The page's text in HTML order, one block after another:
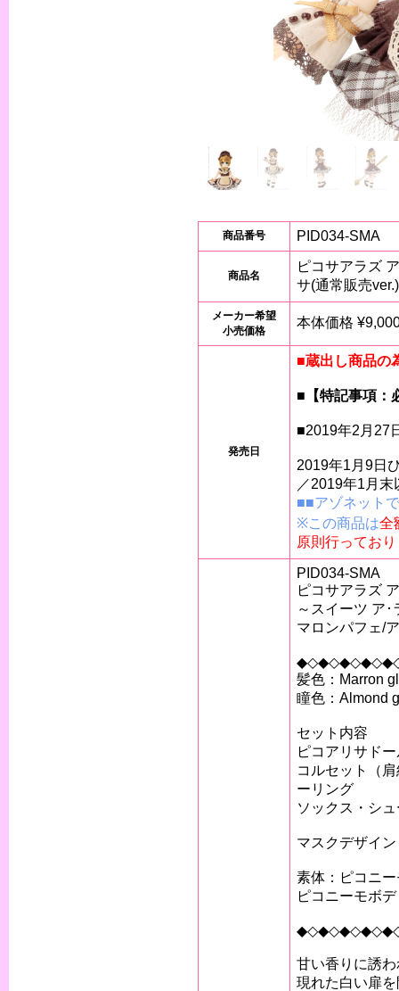
商品番号 PID034-SMA
商品名
ピコサアラズ
サ(通常販売ver.)
メーカー希望
小売価格
本体価格
発売日
■蔵出し商品の
■【特記事項：
■2019年2月27
2019年1月9日
／2019年1月
■■アゾネット
※この商品は全
原則行ってお
PID034-SMA
ピコサアラズ
～スイーツ ア･
マロンパフェ/
髪色：Marron
瞳色：Almond
セット内容
ピコアリサド
コルセット（
ーリング
ソックス・シ
マスクデザイ
素体：ピコニ
ピコニーモボ
甘い香りに誘
現れた白い扉